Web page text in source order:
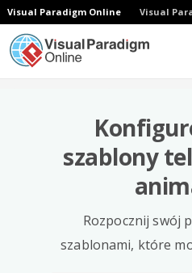
Visual Paradigm Online Visual
szablony
Rozpocznij swój
szablonami, które